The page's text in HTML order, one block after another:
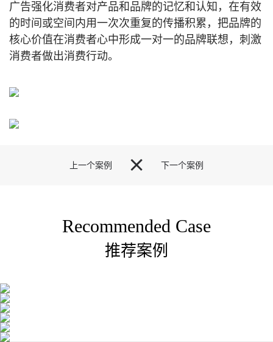
广告强化消费者对产品和品牌的记忆和认知，在有效
的时间或空间内用一次次重复的传播积累，把品牌的
核心价值在消费者心中形成一对一的品牌联想，刺激
消费者做出消费行动。
上一个案例 下一个案例

Recommended Case
推荐案例